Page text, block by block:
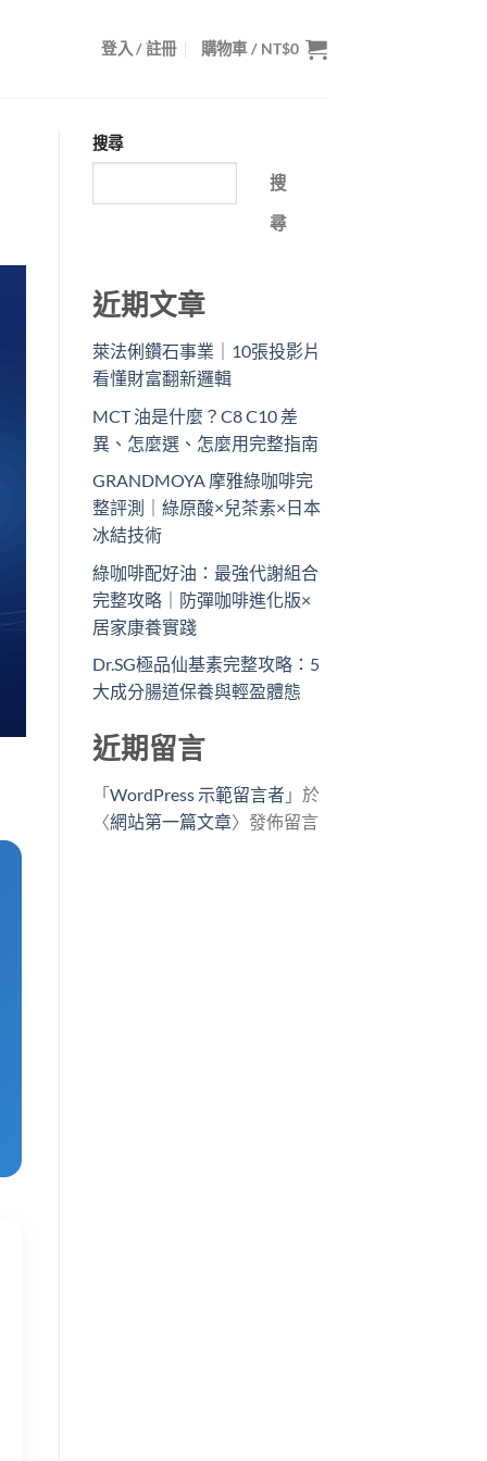
登入 / 註冊 購物車 / NT$0
搜尋
搜
尋
近期文章
萊法俐鑽石事業｜10張投影片
看懂財富翻新邏輯
MCT 油是什麼？C8 C10 差
異、怎麼選、怎麼用完整指南
GRANDMOYA 摩雅綠咖啡完
整評測｜綠原酸×兒茶素×日本
冰結技術
綠咖啡配好油：最強代謝組合
完整攻略｜防彈咖啡進化版×
居家康養實踐
Dr.SG極品仙基素完整攻略：5
大成分腸道保養與輕盈體態
近期留言
「 WordPress 示範留言者」於
〈網站第一篇文章〉發佈留言